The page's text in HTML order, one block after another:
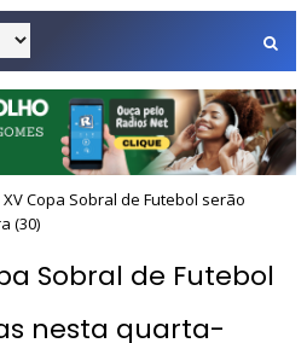
Copa Sobral de Futebol serão
(30)
Sobral de Futebol
nesta quarta-